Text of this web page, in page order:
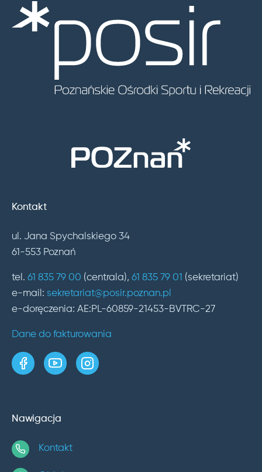
Kontakt
ul. Jana Spychalskiego 34
61-553 Poznań
tel. 61 835 79 00 (centrala), 61 835 79 01 (sekretariat)
e-mail: sekretariat@posir.poznan.pl
e-doręczenia: AE:PL-60859-21453-BVTRC-27
Dane do fakturowania
strona w serwisie Facebook
kanał w serwisie YouTube
profil w serwisie Instagram
Nawigacja
Kontakt